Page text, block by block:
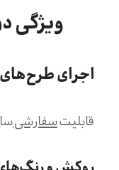
ویژگی
اجرای
قابلیتسفارشی